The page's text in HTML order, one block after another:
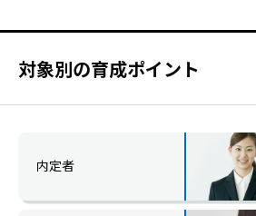
対象別の育成ポイント
内定者